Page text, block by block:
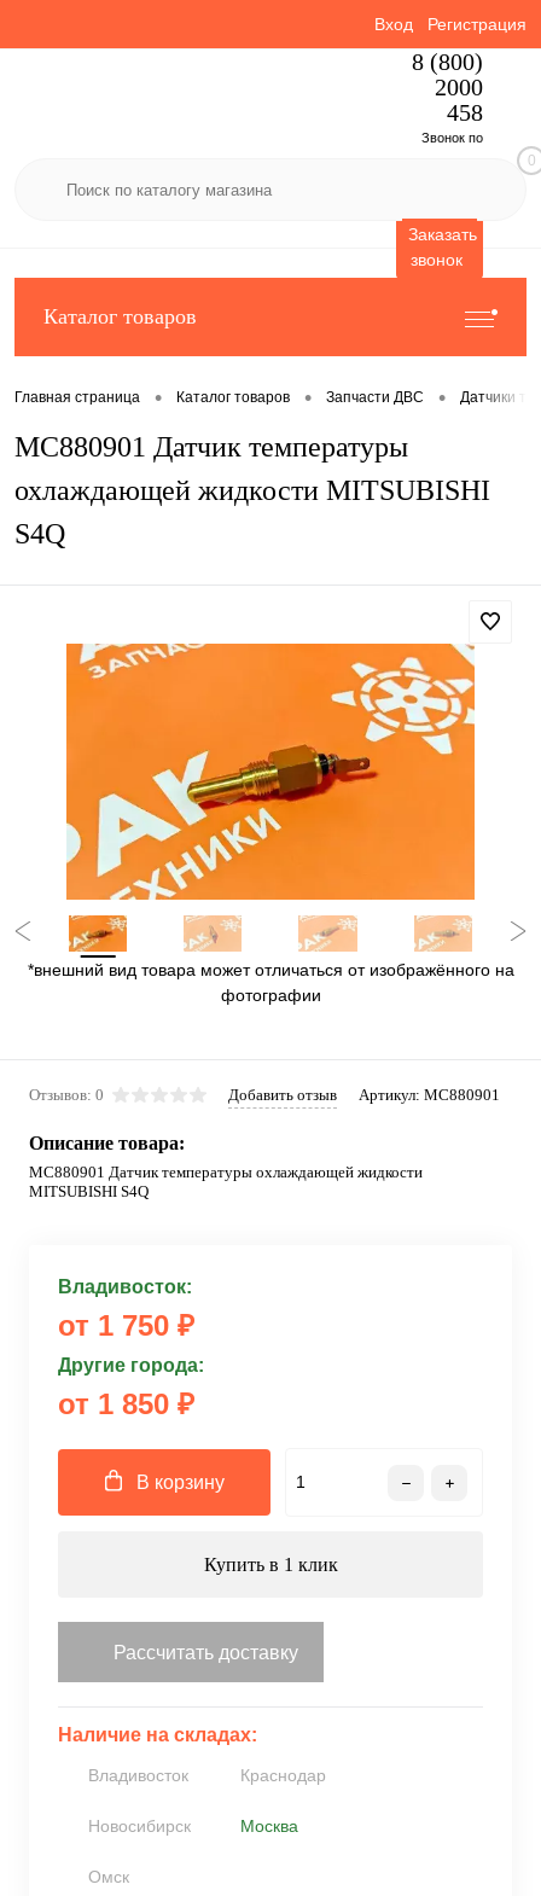
Вход Регистрация
8 (800)
2000
458
Звонок по
Заказать
звонок
0
Каталог товаров
Главная страница • Каталог товаров • Запчасти ДВС • Датчики
MC880901 Датчик температуры
охлаждающей жидкости MITSUBISHI
S4Q
*внешний вид товара может отличаться от изображённого на
фотографии
Отзывов: 0 Добавить отзыв Артикул: MC880901
Описание товара:
MC880901 Датчик температуры охлаждающей жидкости
MITSUBISHI S4Q
Владивосток:
от 1 750 ₽
Другие города:
от 1 850 ₽
В корзину
Купить в 1 клик
Рассчитать доставку
Наличие на складах:
Владивосток Краснодар
Новосибирск Москва
Омск